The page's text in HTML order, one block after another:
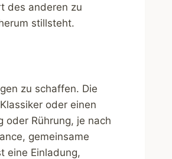
des anderen zu
stillsteht.
zu schaffen. Die
oder einen
oder Rührung, je nach
gemeinsame
eine Einladung,